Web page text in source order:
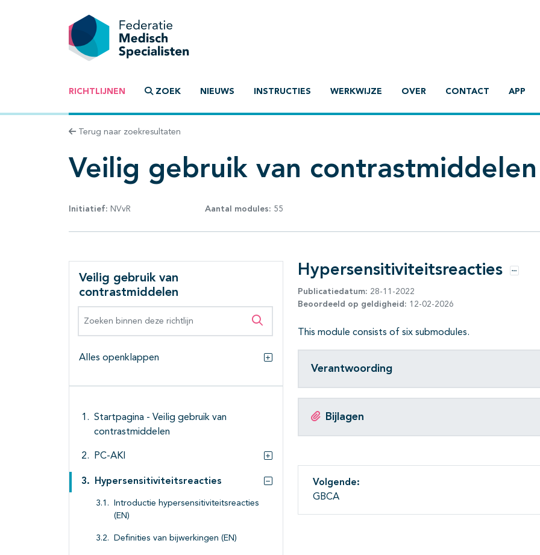
RICHTLIJNEN ZOEK NIEUWS INSTRUCTIES WERKWIJZE OVER CONTACT APP
Terug naar zoekresultaten
Veilig gebruik van contrastmiddelen
Initiatief: NVvR Aantal modules: 55
Veilig gebruik van
contrastmiddelen
Zoeken binnen deze richtlijn
Alles openklappen
Alles openklappen
Startpagina - Veilig gebruik van
contrastmiddelen
PC-AKI
Hypersensitiviteitsreacties
Subpagina's open- en dichtklappen
Introductie hypersensitiviteitsreacties
(EN)
Definities van bijwerkingen (EN)
Hypersensitiviteitsreacties Opties
Publicatiedatum: 28-11-2022
Beoordeeld op geldigheid: 12-02-2026
This module consists of six submodules.
Verantwoording
Bijlagen
Volgende:
GBCA